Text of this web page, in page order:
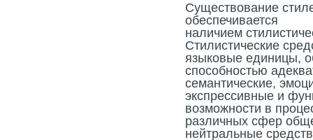
Существование
обеспечивается
наличием
Стилистические
языковые единицы,
способностью
семантические,
экспрессивные и
возможности в
различных сфер
нейтральные